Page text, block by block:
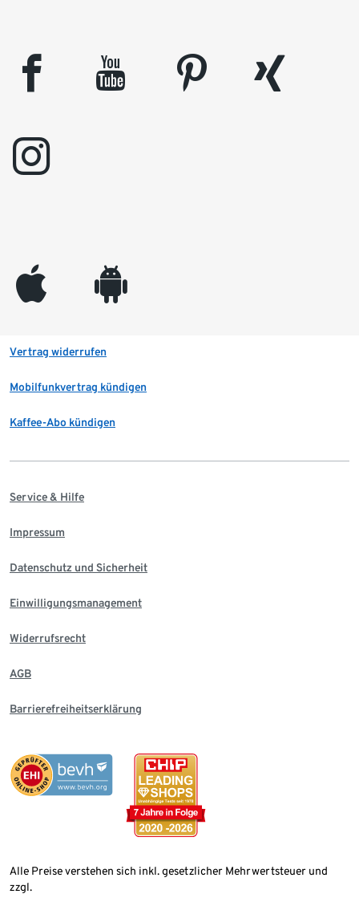
facebook youtube pinterest
xing
instagram
appleinc android
Vertrag widerrufen
Mobilfunkvertrag kündigen
Kaffee-Abo kündigen
Service & Hilfe
Impressum
Datenschutz und Sicherheit
Einwilligungsmanagement
Widerrufsrecht
AGB
Barrierefreiheitserklärung
Alle Preise verstehen sich inkl. gesetzlicher Mehrwertsteuer und
zzgl.